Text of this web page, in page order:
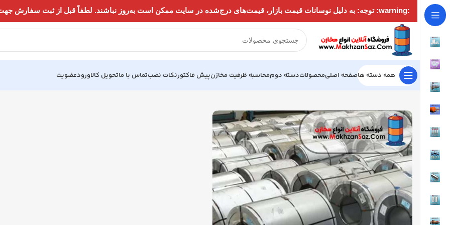
:warning: توجه: به دلیل نوسانات قیمت بازار، قیمت‌های درج‌شده در سایت ممکن است به‌روز نباشند. لطفاً قبل از ثبت سفارش جهت استعلام قیمت با شماره‌های زیر تماس بگیرید:
همه دسته هاصفحه اصلیمحصولاتدسته دوممحاسبه ظرفیت مخازنپیش فاکتورنکات نصبتماس با ماتحویل کالاورودعضویت